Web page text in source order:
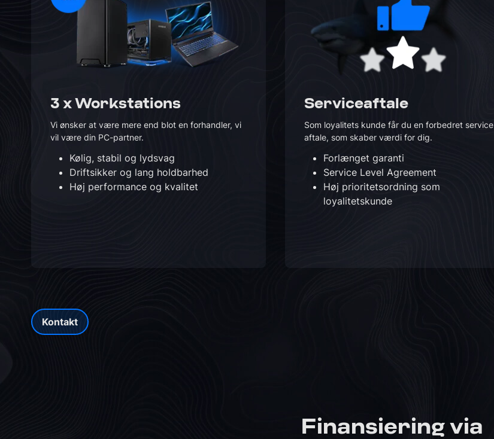
3 x Workstations
Vi ønsker at være mere end blot en forhandler, vi
vil være din PC-partner.
Kølig, stabil og lydsvag
Driftsikker og lang holdbarhed
Høj performance og kvalitet
Serviceaftale
Som loyalitets kunde får du en forbedret service
aftale, som skaber værdi for dig.
Forlænget garanti
Service Level Agreement
Høj prioritetsordning som
loyalitetskunde
Kontakt
Finansiering via